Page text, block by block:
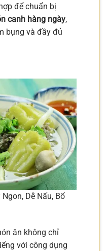
để chuẩn bị
canh hàng ngày,
bụng và đầy đủ
Dễ Nấu, Bổ
ăn không chỉ
với công dụng